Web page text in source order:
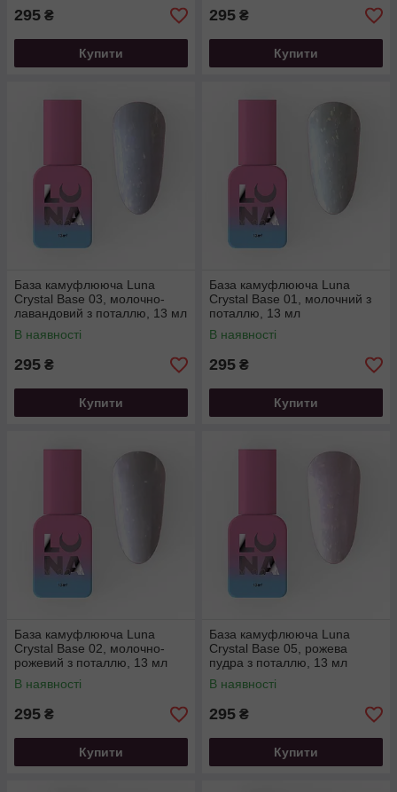
295 ₴
Купити
295 ₴
Купити
База камуфлююча Luna
Crystal Base 03, молочно-
лавандовий з поталлю, 13 мл
В наявності
295 ₴
Купити
База камуфлююча Luna
Crystal Base 01, молочний з
поталлю, 13 мл
В наявності
295 ₴
Купити
База камуфлююча Luna
Crystal Base 02, молочно-
рожевий з поталлю, 13 мл
В наявності
295 ₴
Купити
База камуфлююча Luna
Crystal Base 05, рожева
пудра з поталлю, 13 мл
В наявності
295 ₴
Купити